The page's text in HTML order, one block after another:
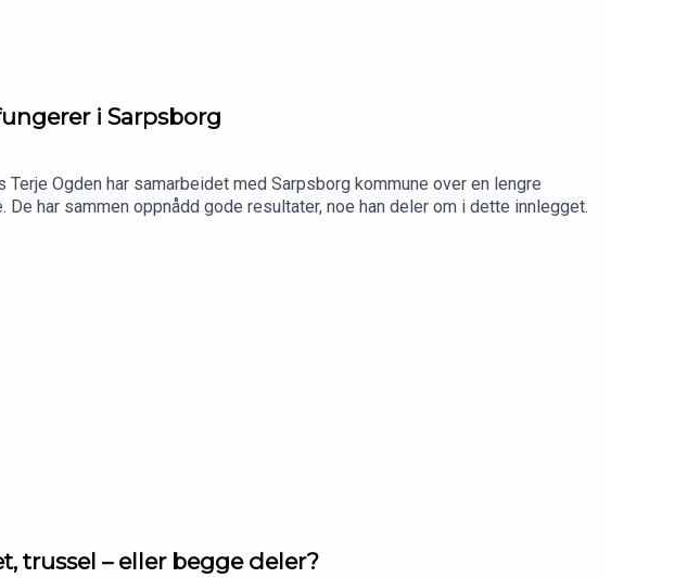
i Sarpsborg
Ogden har samarbeidet med Sarpsborg kommune over en lengre
har sammen oppnådd gode resultater, noe han deler om i dette innlegget.
trussel – eller begge deler?